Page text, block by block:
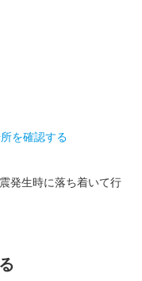
を確認する
発生時に落ち着いて行